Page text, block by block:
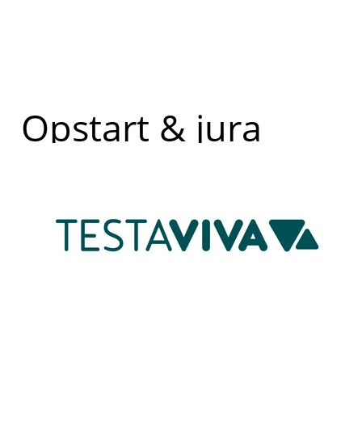
Opstart & jura